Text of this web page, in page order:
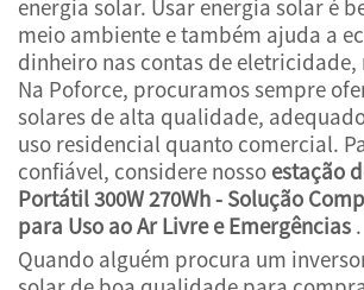
energia solar. Usar energia solar é
meio ambiente e também ajuda a
dinheiro nas contas de
Na Poforce, procuramos sempre
solares de alta qualidade,
uso residencial quanto comercial.
confiável, considere nosso estação
Portátil 300W 270Wh - Solução
para Uso ao Ar Livre e Emergências .
Quando alguém procura um